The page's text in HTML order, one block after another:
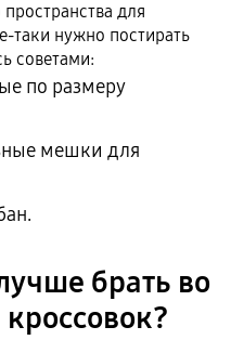
для
таки нужно постирать
советами:
по размеру
мешки для
брать во